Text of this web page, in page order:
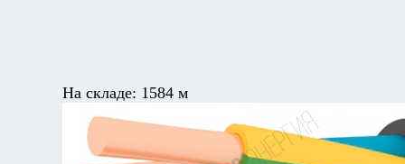
На складе: 1584 м